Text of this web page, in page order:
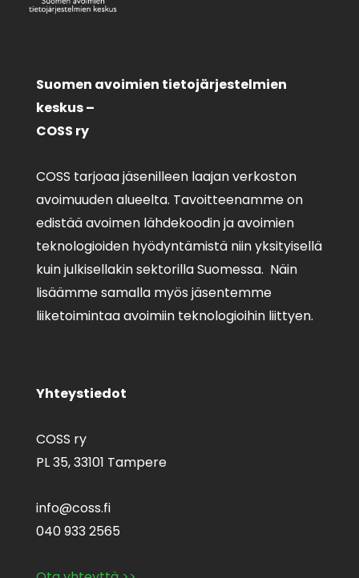
Suomen avoimien tietojärjestelmien
keskus –
COSS ry
COSS tarjoaa jäsenilleen laajan verkoston
avoimuuden alueelta. Tavoitteenamme on
edistää avoimen lähdekoodin ja avoimien
teknologioiden hyödyntämistä niin yksityisellä
kuin julkisellakin sektorilla Suomessa. Näin
lisäämme samalla myös jäsentemme
liiketoimintaa avoimiin teknologioihin liittyen.
Yhteystiedot
COSS ry
PL 35,33101 Tampere
info@coss.fi
040 933 2565